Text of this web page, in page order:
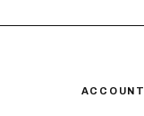
ACCOUNT